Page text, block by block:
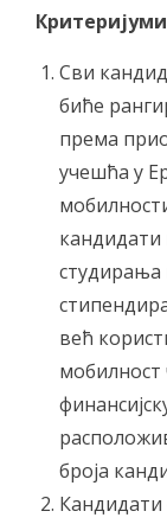
Сви
биће
према
учешћа у
кандидати
студирања
већ
мобилност
броја
Кандидати